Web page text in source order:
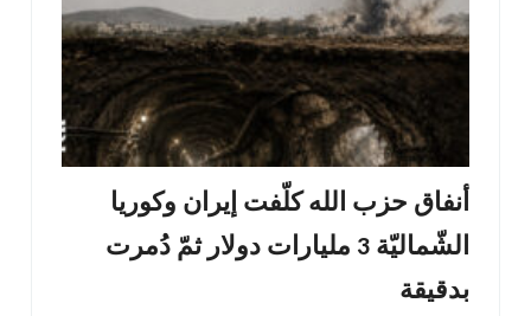
أنفاق حزب الله كلّفت إيران وكوريا
الشّماليّة 3 مليارات دولار ثمّ دُمرت
بدقيقة